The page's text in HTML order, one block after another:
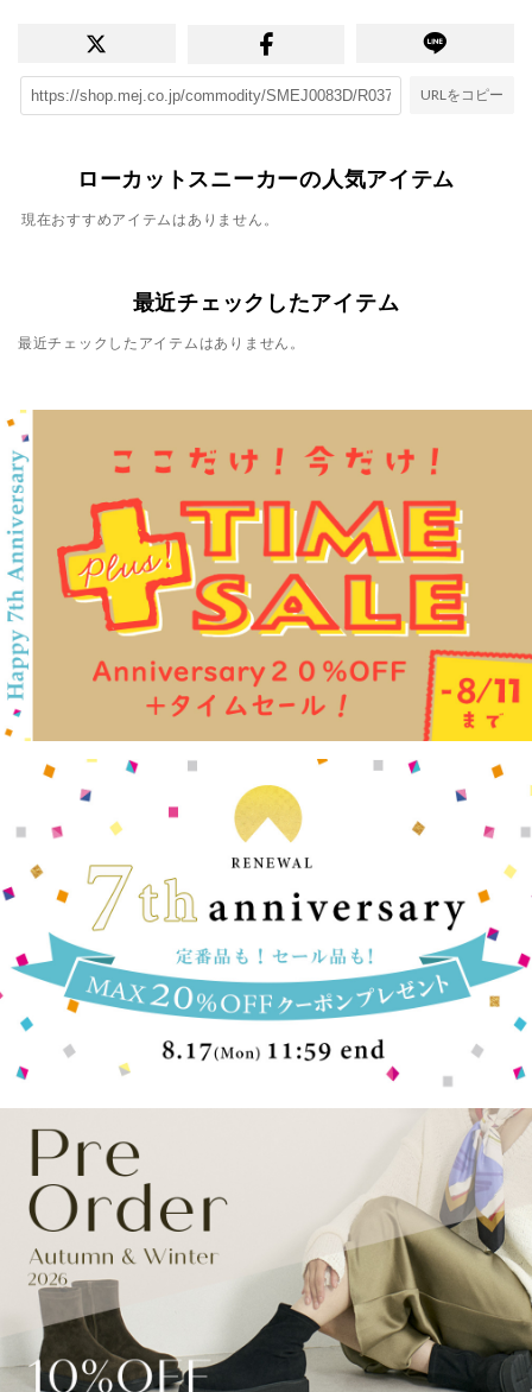
URLをコピー
ローカットスニーカーの人気アイテム
現在おすすめアイテムはありません。
最近チェックしたアイテム
最近チェックしたアイテムはありません。